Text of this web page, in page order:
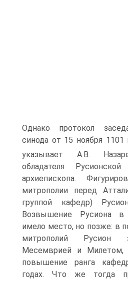
Однако протокол
синода от 15 ноября 1101
указывает А.В.
обладателя
архиепископа.
митрополии перед
группой кафедр)
Возвышение Русиона в
имело место, но позже: в
митрополий Русион
Месемврией и Милетом,
повышение ранга
годах. Что же тогда